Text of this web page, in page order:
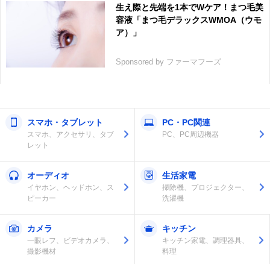
生え際と先端を1本でWケア！まつ毛美
容液「まつ毛デラックスWMOA（ウモ
ア）」
Sponsored by ファーマフーズ
スマホ・タブレット
スマホ、アクセサリ、タブ
レット
PC・PC関連
PC、PC周辺機器
オーディオ
イヤホン、ヘッドホン、ス
ピーカー
生活家電
掃除機、プロジェクター、
洗濯機
カメラ
一眼レフ、ビデオカメラ、
撮影機材
キッチン
キッチン家電、調理器具、
料理